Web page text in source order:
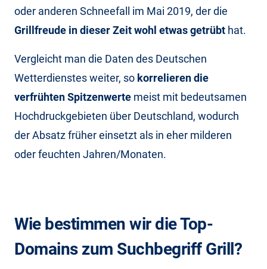
oder anderen Schneefall im Mai 2019, der die
Grillfreude in dieser Zeit wohl etwas getrübt hat.
Vergleicht man die Daten des Deutschen
Wetterdienstes weiter, so korrelieren die
verfrühten Spitzenwerte meist mit bedeutsamen
Hochdruckgebieten über Deutschland, wodurch
der Absatz früher einsetzt als in eher milderen
oder feuchten Jahren/Monaten.
Wie bestimmen wir die Top-
Domains zum Suchbegriff Grill?